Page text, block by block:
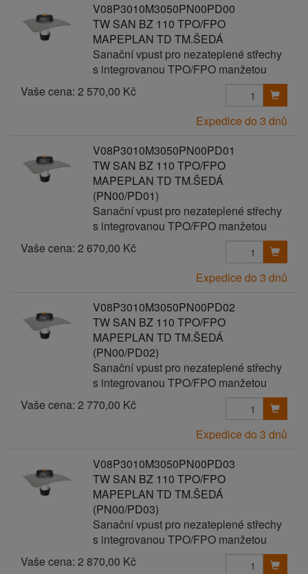
V08P3010M3050PN00PD00
TW SAN BZ 110 TPO/FPO
MAPEPLAN TD TM.ŠEDÁ
Sanační vpust pro nezateplené střechy
s integrovanou TPO/FPO manžetou
Vaše cena: 2 570,00 Kč
Expedice do 3 dnů
V08P3010M3050PN00PD01
TW SAN BZ 110 TPO/FPO
MAPEPLAN TD TM.ŠEDÁ
(PN00/PD01)
Sanační vpust pro nezateplené střechy
s integrovanou TPO/FPO manžetou
Vaše cena: 2 670,00 Kč
Expedice do 3 dnů
V08P3010M3050PN00PD02
TW SAN BZ 110 TPO/FPO
MAPEPLAN TD TM.ŠEDÁ
(PN00/PD02)
Sanační vpust pro nezateplené střechy
s integrovanou TPO/FPO manžetou
Vaše cena: 2 770,00 Kč
Expedice do 3 dnů
V08P3010M3050PN00PD03
TW SAN BZ 110 TPO/FPO
MAPEPLAN TD TM.ŠEDÁ
(PN00/PD03)
Sanační vpust pro nezateplené střechy
s integrovanou TPO/FPO manžetou
Vaše cena: 2 870,00 Kč